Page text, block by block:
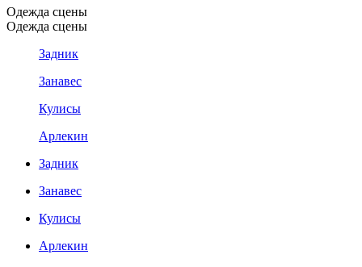
Одежда сцены
Одежда сцены
Задник
Занавес
Кулисы
Арлекин
Задник
Занавес
Кулисы
Арлекин